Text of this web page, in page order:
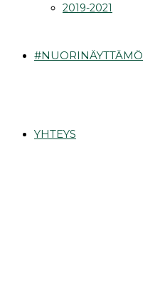
2019-2021
#NUORINÄYTTÄMÖ
YHTEYS